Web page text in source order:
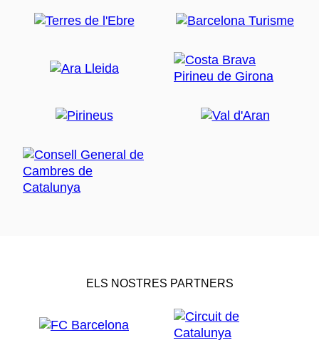
ELS NOSTRES PARTNERS